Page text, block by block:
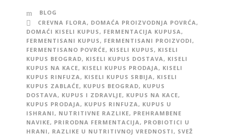
BLOG
CREVNA FLORA, DOMAĆA PROIZVODNJA POVRĆA,
DOMAĆI KISELI KUPUS, FERMENTACIJA KUPUSA,
FERMENTISANI KUPUS, FERMENTISANI PROIZVODI,
FERMENTISANO POVRĆE, KISELI KUPUS, KISELI
KUPUS BEOGRAD, KISELI KUPUS DOSTAVA, KISELI
KUPUS NA KACE, KISELI KUPUS PRODAJA, KISELI
KUPUS RINFUZA, KISELI KUPUS SRBIJA, KISELI
KUPUS ZABLAĆE, KUPUS BEOGRAD, KUPUS
DOSTAVA, KUPUS I ZDRAVLJE, KUPUS NA KACE,
KUPUS PRODAJA, KUPUS RINFUZA, KUPUS U
ISHRANI, NUTRITIVNE RAZLIKE, PREHRAMBENE
NAVIKE, PRIRODNA FERMENTACIJA, PROBIOTICI U
HRANI, RAZLIKE U NUTRITIVNOJ VREDNOSTI, SVEŽ